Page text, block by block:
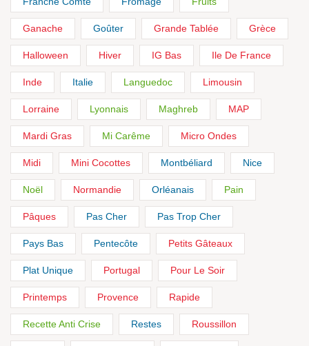
Ganache Goûter Grande Tablée Grèce
Halloween Hiver IG Bas Ile De France
Inde Italie Languedoc Limousin
Lorraine Lyonnais Maghreb MAP
Mardi Gras Mi Carême Micro Ondes
Midi Mini Cocottes Montbéliard Nice
Noël Normandie Orléanais Pain
Pâques Pas Cher Pas Trop Cher
Pays Bas Pentecôte Petits Gâteaux
Plat Unique Portugal Pour Le Soir
Printemps Provence Rapide
Recette Anti Crise Restes Roussillon